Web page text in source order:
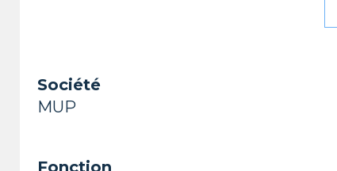
Société
MUP
Fonction